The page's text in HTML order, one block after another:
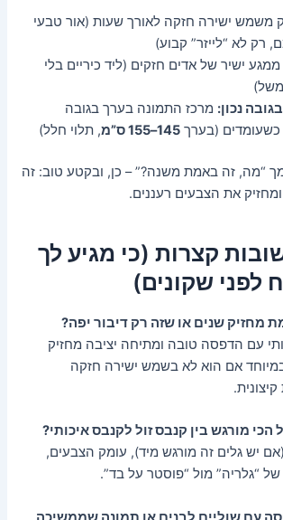
משמש ישירה חזקה לאורך שעות (אור טבעי
רק לא “לייזר” קבוע)
ישיר של אדים חזקים (ליד כיריים בלי
נכון: מרכז התמונה בערך בגובה
כשעומדים (בערך145–155 ס”מ , תלוי חלל)
“מה, זה באמת משנה?” – כן, ובקטע טוב: זה
את הצבעים רעננים.
קצרות (כי מגיע לך
לפני שקונים)
מחזיק שנים או שזה רק דיבור יפה?
עם הדפסה טובה ומתיחה יציבה מחזיק
במיוחד אם הוא לא בשמש ישירה חזקה
מורגש בין קנבס זול לקנבס איכותי?
יש גלים זה מורגש מיד), עומק הצבעים,
“גלריה” מול “פוסטר על בד”.